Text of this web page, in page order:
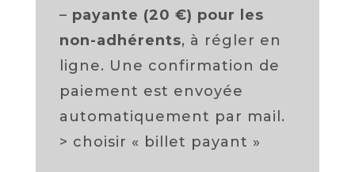
– payante (20 €) pour les
non-adhérents, à régler en
ligne. Une confirmation de
paiement est envoyée
automatiquement par mail.
> choisir « billet payant »